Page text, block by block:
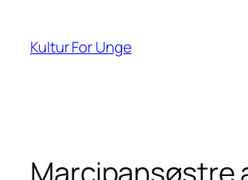
indhold
Kultur For Unge